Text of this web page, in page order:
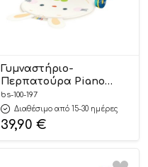
Γυμναστήριο-
Περπατούρα Piano
Rabbit 2in1 100-197, Bebe
Stars
bs-100-197
Διαθέσιμο από 15-30 ημέρες
39,90 €